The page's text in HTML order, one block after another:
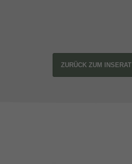
ZURÜCK ZUM INSERAT